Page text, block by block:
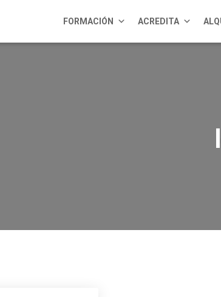
FORMACIÓN ACREDITA